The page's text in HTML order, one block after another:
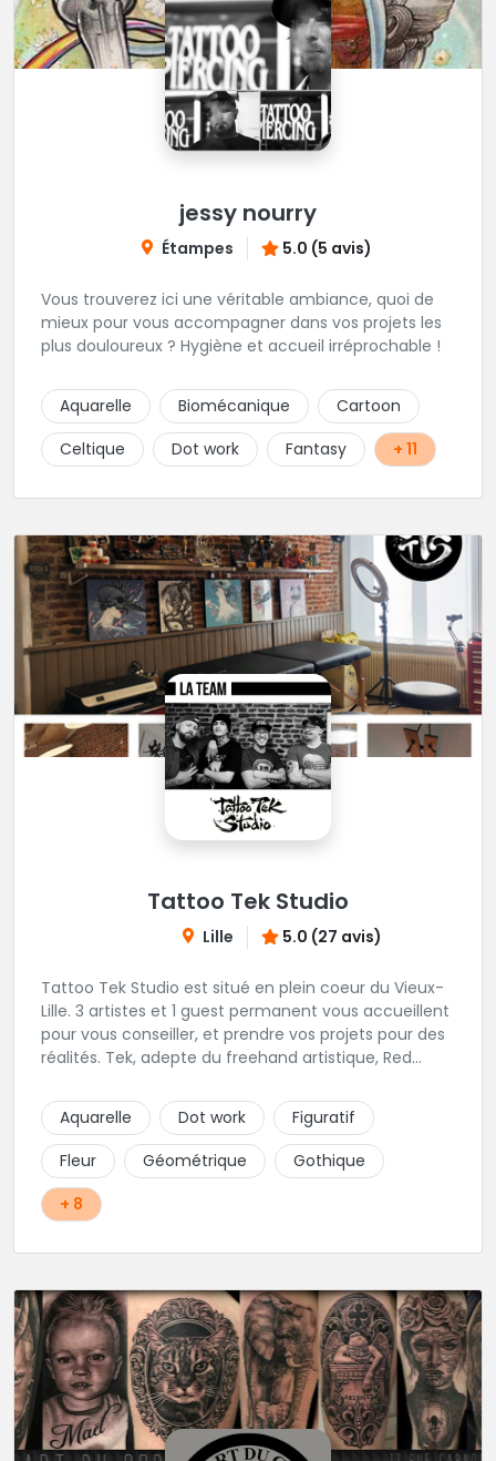
jessy nourry
Étampes 5.0 (5 avis)
Vous trouverez ici une véritable ambiance, quoi de
mieux pour vous accompagner dans vos projets les
plus douloureux ? Hygiène et accueil irréprochable !
Aquarelle Biomécanique
Cartoon
Celtique
Dot work Fantasy + 11
Tattoo Tek Studio
Lille 5.0 (27 avis)
Tattoo Tek Studio est situé en plein coeur du Vieux-
Lille. 3 artistes et 1 guest permanent vous accueillent
pour vous conseiller, et prendre vos projets pour des
réalités. Tek, adepte du freehand artistique, Red
amoureux du Blackwork et If.Tattoo maitrise des
couleurs et du pop-art.
Aquarelle Dot work
Figuratif
Fleur
Géométrique
Gothique
+ 8